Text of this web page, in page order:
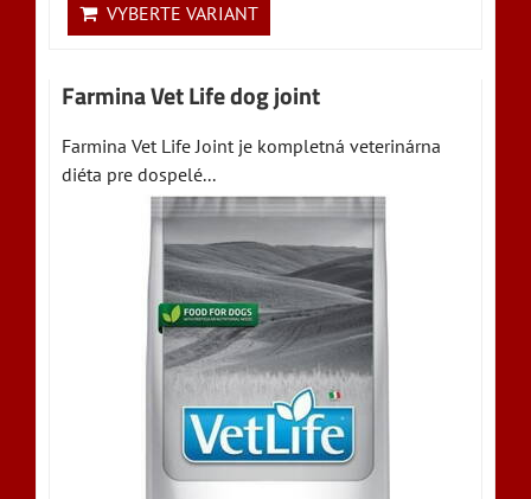
VYBERTE VARIANT
Farmina Vet Life dog joint
Farmina Vet Life Joint je kompletná veterinárna
diéta pre dospelé...